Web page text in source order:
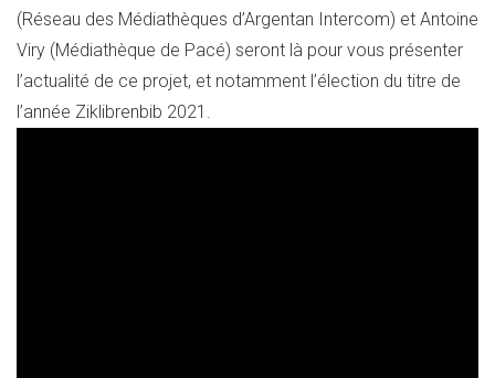
(Réseau des Médiathèques d’Argentan Intercom) et Antoine
Viry (Médiathèque de Pacé) seront là pour vous présenter
l’actualité de ce projet, et notamment l’élection du titre de
l’année Ziklibrenbib 2021.